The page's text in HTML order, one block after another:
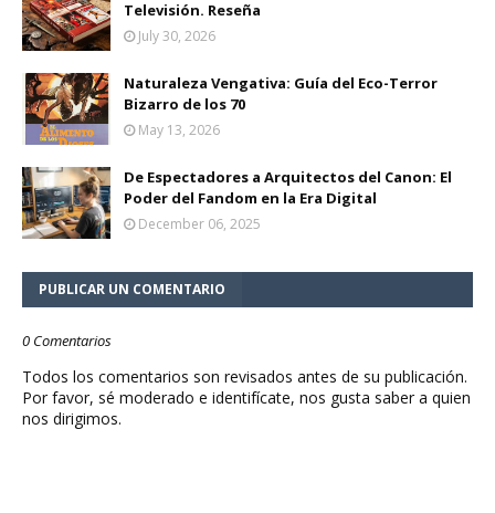
Televisión. Reseña
July 30, 2026
Naturaleza Vengativa: Guía del Eco-Terror
Bizarro de los 70
May 13, 2026
De Espectadores a Arquitectos del Canon: El
Poder del Fandom en la Era Digital
December 06, 2025
PUBLICAR UN COMENTARIO
0 Comentarios
Todos los comentarios son revisados antes de su publicación.
Por favor, sé moderado e identifícate, nos gusta saber a quien
nos dirigimos.